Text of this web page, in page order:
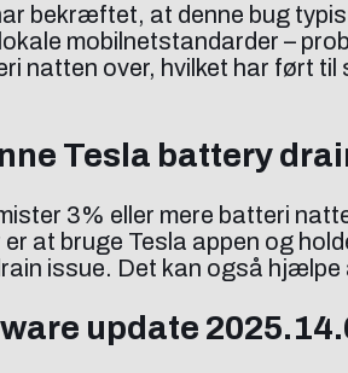
bekræftet, at denne bug
mobilnetstandarder –
natten over, hvilket har ført
Tesla battery
3% eller mere batteri
at bruge Tesla appen og
issue. Det kan også
update